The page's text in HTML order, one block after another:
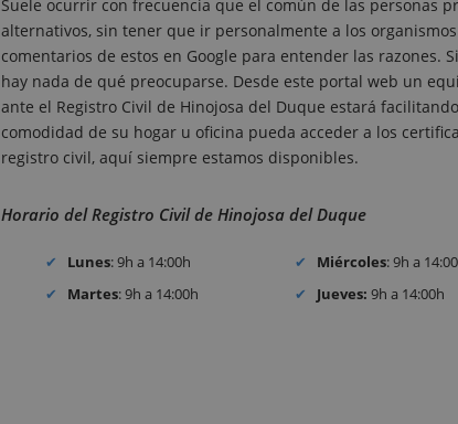
Suele ocurrir con frecuencia que el común de las personas
alternativos, sin tener que ir personalmente a los
comentarios de estos en Google para entender las razones.
hay nada de qué preocuparse. Desde este portal web un
ante el Registro Civil de Hinojosa del Duque estará
comodidad de su hogar u oficina pueda acceder a los
registro civil, aquí siempre estamos disponibles.
Horario del Registro Civil de Hinojosa del Duque
Lunes: 9h a 14:00h
Martes: 9h a 14:00h
Miércoles: 9h a
Jueves: 9h a 14:00h